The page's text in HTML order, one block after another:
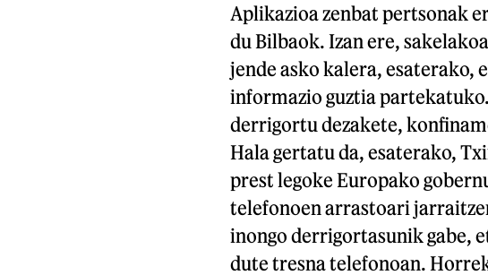
Aplikazioa zenbat pertsonak
du Bilbaok. Izan ere,
jende asko kalera, esaterako,
informazio guztia
derrigortu dezakete,
Hala gertatu da, esaterako,
prest legoke Europako
telefonoen arrastoari
inongo derrigortasunik gabe,
dute tresna telefonoan.